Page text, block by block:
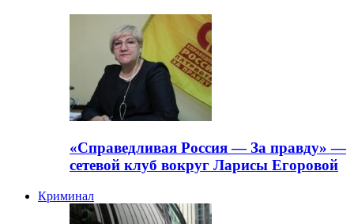
«Справедливая Россия — За правду» —
сетевой клуб вокруг Ларисы Егоровой
Криминал